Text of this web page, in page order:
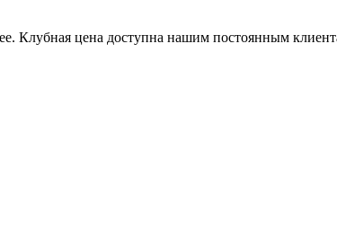
Клубная цена доступна нашим постоянным